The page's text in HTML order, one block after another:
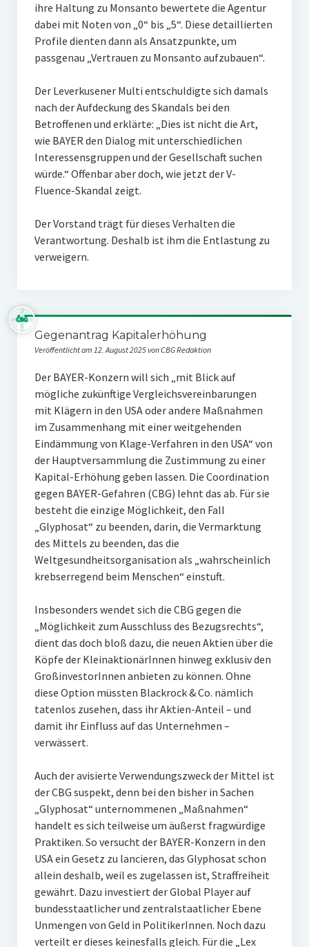
ihre Haltung zu Monsanto bewertete die Agentur
dabei mit Noten von „0“ bis „5“. Diese detaillierten
Profile dienten dann als Ansatzpunkte, um
passgenau „Vertrauen zu Monsanto aufzubauen“.
Der Leverkusener Multi entschuldigte sich damals
nach der Aufdeckung des Skandals bei den
Betroffenen und erklärte: „Dies ist nicht die Art,
wie BAYER den Dialog mit unterschiedlichen
Interessensgruppen und der Gesellschaft suchen
würde.“ Offenbar aber doch, wie jetzt der V-
Fluence-Skandal zeigt.
Der Vorstand trägt für dieses Verhalten die
Verantwortung. Deshalb ist ihm die Entlastung zu
verweigern.
Gegenantrag Kapitalerhöhung
Veröffentlicht am 12. August 2025 von CBG Redaktion
Der BAYER-Konzern will sich „mit Blick auf
mögliche zukünftige Vergleichsvereinbarungen
mit Klägern in den USA oder andere Maßnahmen
im Zusammenhang mit einer weitgehenden
Eindämmung von Klage-Verfahren in den USA“ von
der Hauptversammlung die Zustimmung zu einer
Kapital-Erhöhung geben lassen. Die Coordination
gegen BAYER-Gefahren (CBG) lehnt das ab. Für sie
besteht die einzige Möglichkeit, den Fall
„Glyphosat“ zu beenden, darin, die Vermarktung
des Mittels zu beenden, das die
Weltgesundheitsorganisation als „wahrscheinlich
krebserregend beim Menschen“ einstuft.
Insbesonders wendet sich die CBG gegen die
„Möglichkeit zum Ausschluss des Bezugsrechts“,
dient das doch bloß dazu, die neuen Aktien über die
Köpfe der KleinaktionärInnen hinweg exklusiv den
GroßinvestorInnen anbieten zu können. Ohne
diese Option müssten Blackrock & Co. nämlich
tatenlos zusehen, dass ihr Aktien-Anteil – und
damit ihr Einfluss auf das Unternehmen –
verwässert.
Auch der avisierte Verwendungszweck der Mittel ist
der CBG suspekt, denn bei den bisher in Sachen
„Glyphosat“ unternommenen „Maßnahmen“
handelt es sich teilweise um äußerst fragwürdige
Praktiken. So versucht der BAYER-Konzern in den
USA ein Gesetz zu lancieren, das Glyphosat schon
allein deshalb, weil es zugelassen ist, Straffreiheit
gewährt. Dazu investiert der Global Player auf
bundesstaatlicher und zentralstaatlicher Ebene
Unmengen von Geld in PolitikerInnen. Noch dazu
verteilt er dieses keinesfalls gleich. Für die „Lex